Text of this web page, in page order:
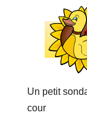
Un petit
cour